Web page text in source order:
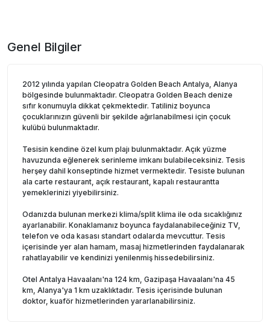
Genel Bilgiler
2012 yılında yapılan Cleopatra Golden Beach Antalya, Alanya
bölgesinde bulunmaktadır. Cleopatra Golden Beach denize
sıfır konumuyla dikkat çekmektedir. Tatiliniz boyunca
çocuklarınızın güvenli bir şekilde ağırlanabilmesi için çocuk
kulübü bulunmaktadır.
Tesisin kendine özel kum plajı bulunmaktadır. Açık yüzme
havuzunda eğlenerek serinleme imkanı bulabileceksiniz. Tesis
herşey dahil konseptinde hizmet vermektedir. Tesiste bulunan
ala carte restaurant, açık restaurant, kapalı restaurantta
yemeklerinizi yiyebilirsiniz.
Odanızda bulunan merkezi klima/split klima ile oda sıcaklığınız
ayarlanabilir. Konaklamanız boyunca faydalanabileceğiniz TV,
telefon ve oda kasası standart odalarda mevcuttur. Tesis
içerisinde yer alan hamam, masaj hizmetlerinden faydalanarak
rahatlayabilir ve kendinizi yenilenmiş hissedebilirsiniz.
Otel Antalya Havaalanı'na 124 km, Gazipaşa Havaalanı'na 45
km, Alanya'ya 1 km uzaklıktadır. Tesis içerisinde bulunan
doktor, kuaför hizmetlerinden yararlanabilirsiniz.